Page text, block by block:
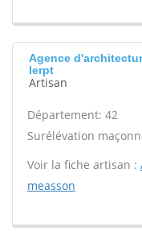
Agence
lerpt
Artisan
Département: 42
Surélévation
Voir la fiche artisan :
measson